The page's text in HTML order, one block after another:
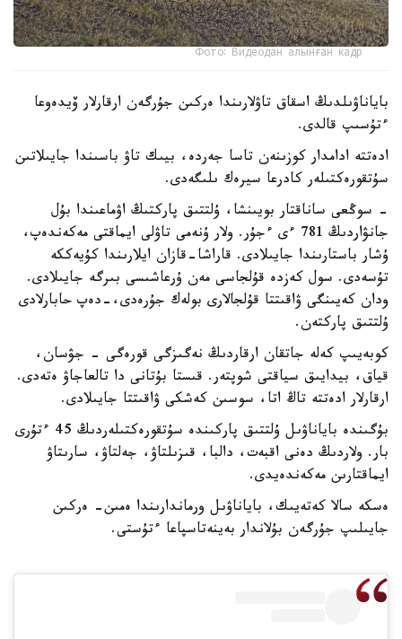
Фото: Видеодан алынған кадр
باياناۋىلدىڭ اسقاق تاۋلارىندا ەركىن جۇرگەن ارقارلار ۆيدەوعا
ءتۇسىپ قالدى.
ادەتتە ادامدار كوزىنەن تاسا جەردە، بيىك تاۋ باسىندا جايىلاتىن
سۇتقورەكتىلەر كادرعا سيرەك ىلىگەدى.
- سوڭعى ساناقتار بويىنشا، ۇلتتىق پاركتىڭ اۋماعىندا بۇل
جانۋاردىڭ 781 ءى ءجۇر. ولار ۇنەمى تاۋلى ايماقتى مەكەندەپ،
ۇشار باستارىندا جايىلادى. قاراشا-قازان ايلارىندا كۇيەككە
تۇسەدى. سول كەزدە قۇلجاسى مەن ۇرعاشىسى بىرگە جايىلادى.
ودان كەيىنگى ۋاقىتتا قۇلجالارى بولەك جۇرەدى،-دەپ حابارلادى
ۇلتتىق پاركتەن.
كوبەيىپ كەلە جاتقان ارقاردىڭ نەگىزگى قورەگى - جۋسان،
قياق، بيدايىق سياقتى شوپتەر. قىستا بۇتانى دا تالعاجاۋ ەتەدى.
ارقارلار ادەتتە تاڭ اتا، سوسىن كەشكى ۋاقىتتا جايىلادى.
بۇگىندە باياناۋىل ۇلتتىق پاركىندە سۇتقورەكتىلەردىڭ 45 ءتۇرى
بار. ولاردىڭ دەنى اقبەت، دالبا، قىزىلتاۋ، جەلتاۋ، سارىتاۋ
ايماقتارىن مەكەندەيدى.
ەسكە سالا كەتەيىك، باياناۋىل ورماندارىندا ەمىن- ەركىن
جايىلىپ جۇرگەن بۇلاندار بەينەتاسپاعا ءتۇستى.